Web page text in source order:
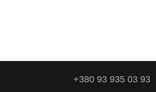
+380 93 935 03 93